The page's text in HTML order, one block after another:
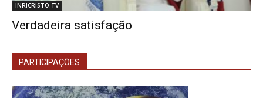
INRICRISTO.TV
Verdadeira satisfação
PARTICIPAÇÕES